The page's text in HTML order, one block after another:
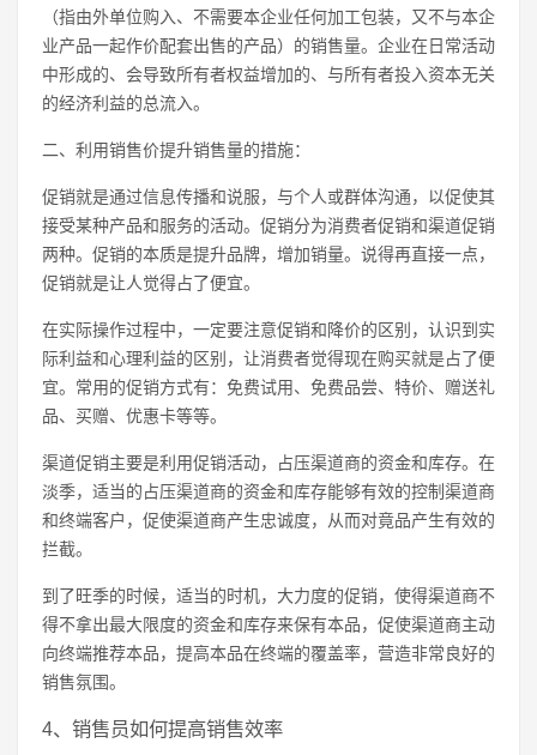
（指由外单位购入、不需要本企业任何加工包装，又不与本企
业产品一起作价配套出售的产品）的销售量。企业在日常活动
中形成的、会导致所有者权益增加的、与所有者投入资本无关
的经济利益的总流入。
二、利用销售价提升销售量的措施：
促销就是通过信息传播和说服，与个人或群体沟通，以促使其
接受某种产品和服务的活动。促销分为消费者促销和渠道促销
两种。促销的本质是提升品牌，增加销量。说得再直接一点，
促销就是让人觉得占了便宜。
在实际操作过程中，一定要注意促销和降价的区别，认识到实
际利益和心理利益的区别，让消费者觉得现在购买就是占了便
宜。常用的促销方式有：免费试用、免费品尝、特价、赠送礼
品、买赠、优惠卡等等。
渠道促销主要是利用促销活动，占压渠道商的资金和库存。在
淡季，适当的占压渠道商的资金和库存能够有效的控制渠道商
和终端客户，促使渠道商产生忠诚度，从而对竟品产生有效的
拦截。
到了旺季的时候，适当的时机，大力度的促销，使得渠道商不
得不拿出最大限度的资金和库存来保有本品，促使渠道商主动
向终端推荐本品，提高本品在终端的覆盖率，营造非常良好的
销售氛围。
4、销售员如何提高销售效率